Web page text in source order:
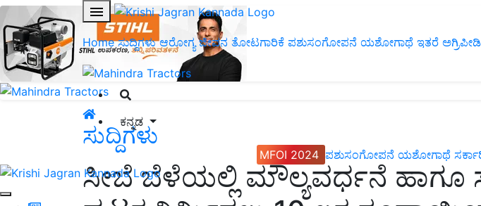
Home ಸುದ್ದಿಗಳು ಆರೋಗ್ಯ ಜೀವನ ತೋಟಗಾರಿಕೆ ಪಶುಸಂಗೋಪನೆ ಯಶೋಗಾಥೆ ಇತರೆ
ಕನ್ನಡ
MFOI 2024 ಪಶುಸಂಗೋಪನೆ ಯಶೋಗಾಥೆ
ಸುದ್ದಿಗಳು
ಸೀಬೆ ಬೆಳೆಯಲ್ಲಿ ಮೌಲ್ಯವರ್ಧನೆ ಹಾಗೂ